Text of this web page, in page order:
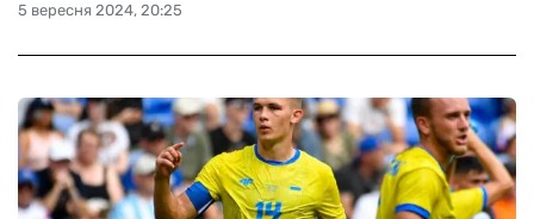
5 вересня 2024, 20:25